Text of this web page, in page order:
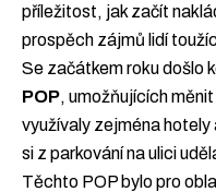
příležitost, jak začít
prospěch zájmů lidí
Se začátkem roku došlo
POP, umožňujících
využívaly zejména
si z parkování na ulici
Těchto POP bylo pro